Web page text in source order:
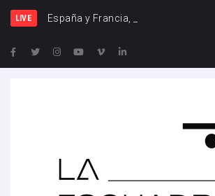
LIVE España y Francia, una rival